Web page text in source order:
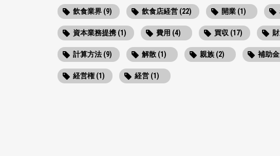
飲食業界 (9) 飲食店経営 (22) 開業 (1)
資本業務提携 (1) 費用 (4) 買収 (17)
計算方法 (9) 解散 (1) 親族 (2) 補助
経営権 (1) 経営 (1)